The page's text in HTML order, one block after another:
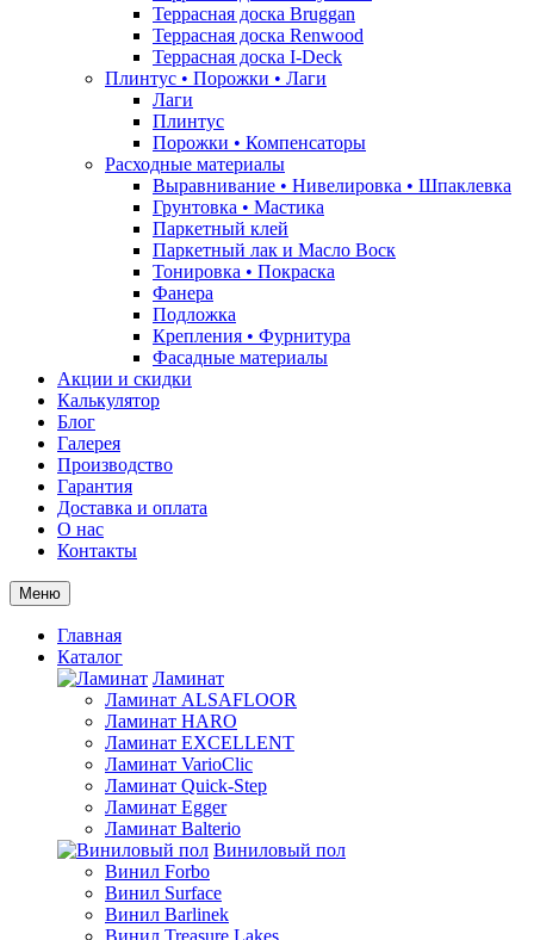
Террасная доска Bruggan
Террасная доска Renwood
Террасная доска I-Deck
Плинтус • Порожки • Лаги
Лаги
Плинтус
Порожки • Компенсаторы
Расходные материалы
Выравнивание • Нивелировка • Шпаклевка
Грунтовкa • Мастика
Паркетный клей
Паркетный лак и Масло Воск
Тонировка • Покраска
Фанера
Подложка
Крепления • Фурнитура
Фасадные материалы
Акции и скидки
Калькулятор
Блог
Галерея
Производство
Гарантия
Доставка и оплата
О нас
Контакты
Меню
Главная
Каталог
Ламинат
Ламинат ALSAFLOOR
Ламинат HARO
Ламинат EXCELLENT
Ламинат VarioClic
Ламинат Quick-Step
Ламинат Egger
Ламинат Balterio
Виниловый пол
Винил Forbo
Винил Surface
Винил Barlinek
Винил Treasure Lakes